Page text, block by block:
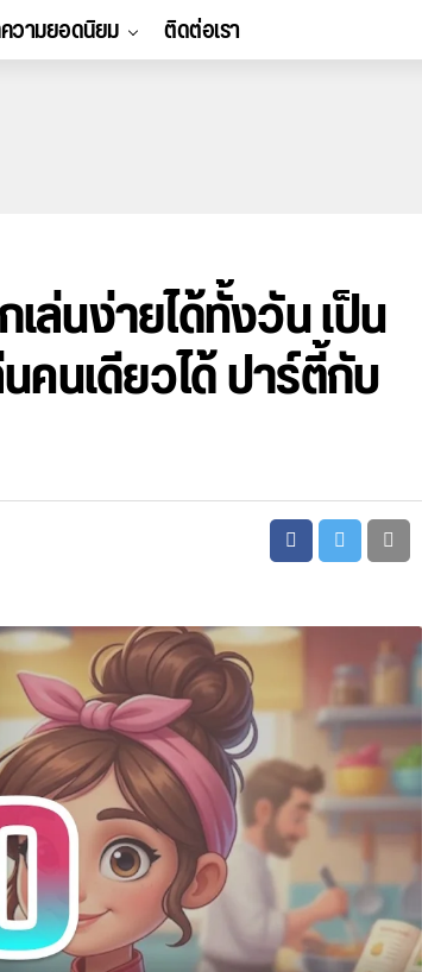
วามยอดนิยม ติดต่อเรา
ล่นง่ายได้ทั้งวัน เป็น
คนเดียวได้ ปาร์ตี้กับ